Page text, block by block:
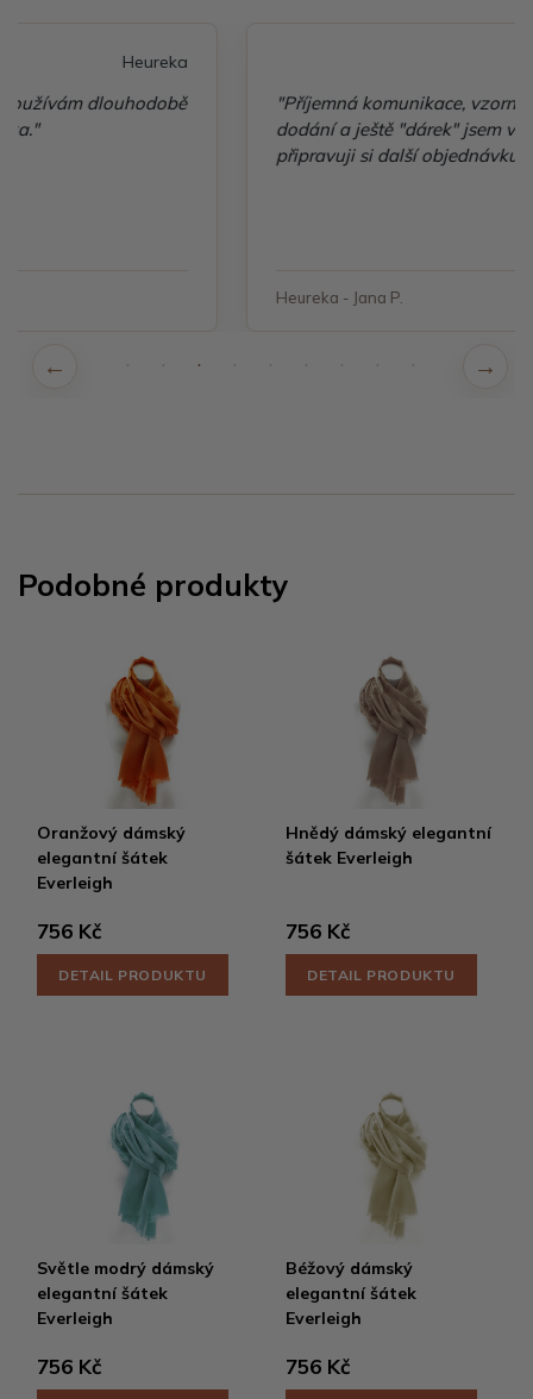
"Příjemná komunikace, vzorné balení, rychlé
dodání a ještě "dárek" jsem velice spokojená a
připravuji si další objednávku"
Podobné produkty
Oranžový dámský
elegantní šátek
Everleigh
756 Kč
DETAIL PRODUKTU
Hnědý dámský elegantní
šátek Everleigh
756 Kč
DETAIL PRODUKTU
Světle modrý dámský
elegantní šátek
Everleigh
756 Kč
Béžový dámský
elegantní šátek
Everleigh
756 Kč